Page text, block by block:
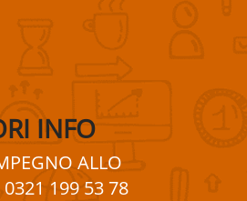
INFO
ALLO
199 53 78